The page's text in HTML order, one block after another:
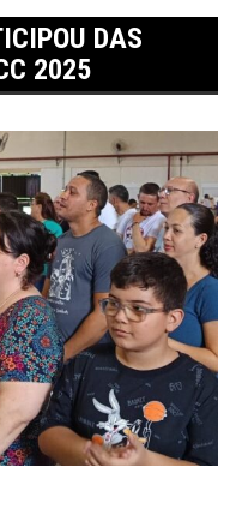
DAS
2025